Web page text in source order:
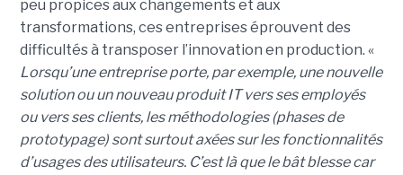
peu propices aux changements et aux
transformations, ces entreprises éprouvent des
difficultés à transposer l’innovation en production. «
Lorsqu’une entreprise porte, par exemple, une nouvelle
solution ou un nouveau produit IT vers ses employés
ou vers ses clients, les méthodologies (phases de
prototypage) sont surtout axées sur les fonctionnalités
d’usages des utilisateurs. C’est là que le bât blesse car